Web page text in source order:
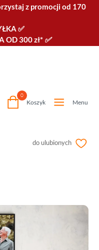
z promocji od 170
✅
OD 300 zł* ✅
Koszyk
0
Menu
do ulubionych